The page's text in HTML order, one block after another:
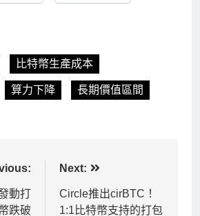
比特幣生產成本
算力下降 長期價值區間
動打
跌破
Next:
Circle推出cirBTC！
1:1比特幣支持的打包